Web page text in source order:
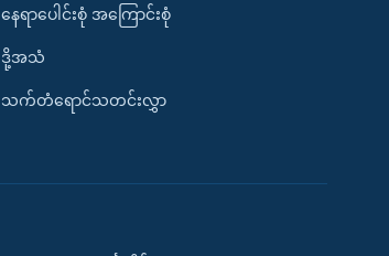
နေရာပေါင်းစုံ အကြောင်းစုံ
ဒို့အသံ
သက်တံရောင်သတင်းလွှာ